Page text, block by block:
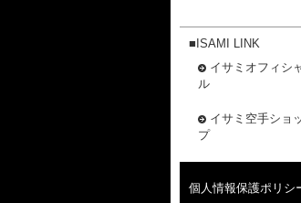
■ISAMI LINK
イサミオフィシ
ル
イサミ空手ショ
プ
個人情報保護ポリシ